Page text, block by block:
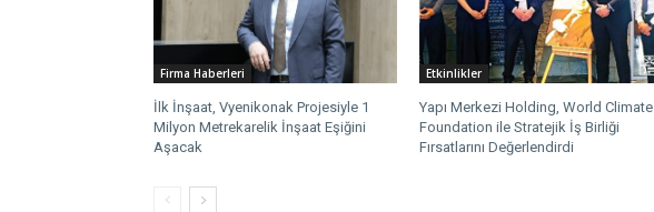
Firma Haberleri
İlk İnşaat, Vyenikonak Projesiyle 1
Milyon Metrekarelik İnşaat Eşiğini
Aşacak
Etkinlikler
Yapı Merkezi Holding, World Climate
Foundation ile Stratejik İş Birliği
Fırsatlarını Değerlendirdi